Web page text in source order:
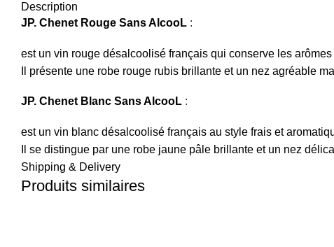
Description
JP. Chenet Rouge Sans AlcooL :
est un vin rouge désalcoolisé français qui conserve les
Il présente une robe rouge rubis brillante et un nez agréable
JP. Chenet Blanc Sans AlcooL :
est un vin blanc désalcoolisé français au style frais et
Il se distingue par une robe jaune pâle brillante et un nez
Shipping & Delivery
Produits similaires